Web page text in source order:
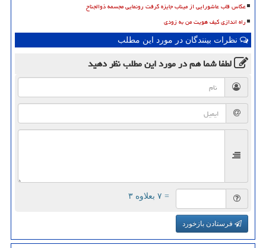
عکاس قاب عاشورایی از میناب جایزه گرفت رونمایی مجسمه ذوالجناح
راه اندازی کیف هویت من به زودی
نظرات بینندگان در مورد این مطلب
لطفا شما همدر مورد این مطلبنظر دهید
= ۷ بعلاوه ۳
فرستادن بازخورد